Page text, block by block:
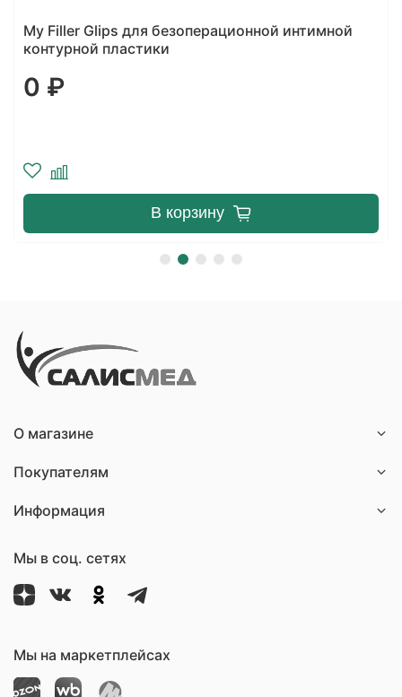
My Filler Glips для безоперационной интимной
контурной пластики
0 ₽
В корзину
О магазине
Покупателям
Информация
Мы в соц. сетях
Мы на маркетплейсах